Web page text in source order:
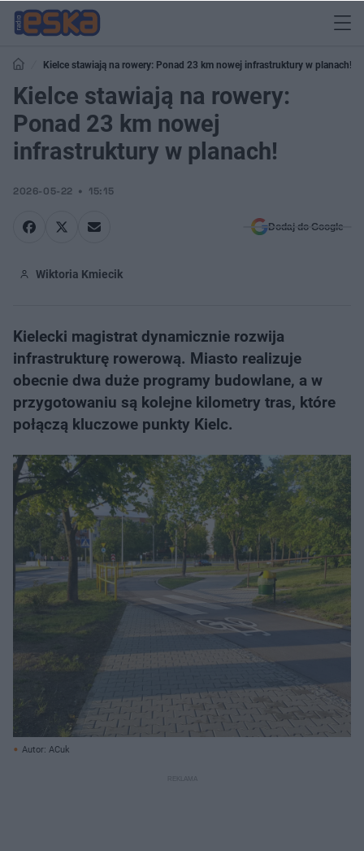
Kielce stawiają na rowery: Ponad 23 km nowej infrastruktury w planach!
Kielce stawiają na rowery:
Ponad 23 km nowej
infrastruktury w planach!
2026-05-22 15:15
Dodaj do Google
Wiktoria Kmiecik
Kielecki magistrat dynamicznie rozwija
infrastrukturę rowerową. Miasto realizuje
obecnie dwa duże programy budowlane, a w
przygotowaniu są kolejne kilometry tras, które
połączą kluczowe punkty Kielc.
Autor: ACuk